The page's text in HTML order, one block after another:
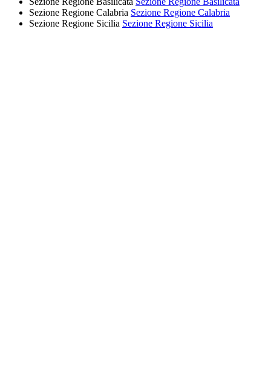
Sezione Regione Calabria Sezione Regione Calabria
Sezione Regione Sicilia Sezione Regione Sicilia